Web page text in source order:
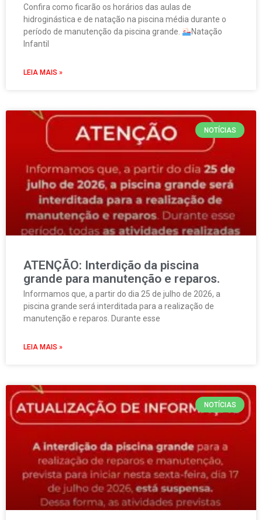
Confira como ficarão os horários das aulas de
hidroginástica e de natação na piscina média durante o
período de manutenção da piscina grande.
Natação
Infantil
LEIA MAIS »
NOTÍCIAS
ATENÇÃO: Interdição da piscina
grande para manutenção e reparos.
Informamos que, a partir do dia 25 de julho de 2026, a
piscina grande será interditada para a realização de
manutenção e reparos. Durante esse
LEIA MAIS »
NOTÍCIAS